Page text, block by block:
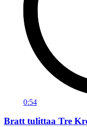
0:54
Bratt tulittaa Tre